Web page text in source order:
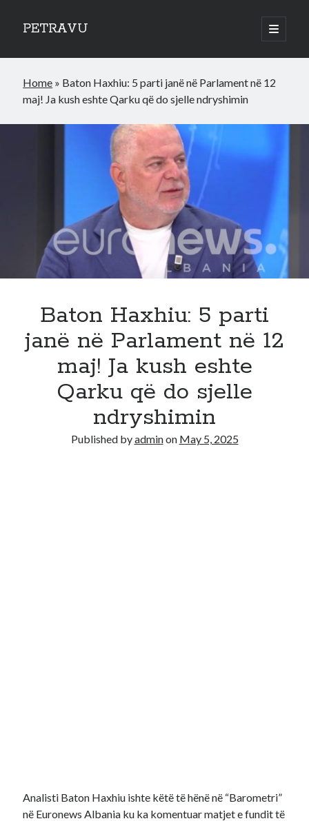
PETRAVU
open
primary
Sidebar
Bank
Credit Cards
Home » Baton Haxhiu: 5 parti janë në Parlament në 12
maj! Ja kush eshte Qarku që do sjelle ndryshimin
Baton Haxhiu: 5 parti
janë në Parlament në 12
maj! Ja kush eshte
Qarku që do sjelle
ndryshimin
Published byadminon May 5, 2025
Analisti Baton Haxhiu ishte këtë të hënë në “Barometri”
në Euronews Albania ku ka komentuar matjet e fundit të